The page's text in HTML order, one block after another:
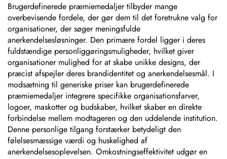
Brugerdefinerede præmiemedaljer tilbyder mange
overbevisende fordele, der gør dem til det foretrukne valg for
organisationer, der søger meningsfulde
anerkendelsesløsninger. Den primære fordel ligger i deres
fuldstændige personliggøringsmuligheder, hvilket giver
organisationer mulighed for at skabe unikke designs, der
præcist afspejler deres brandidentitet og anerkendelsesmål. I
modsætning til generiske priser kan brugerdefinerede
præmiemedaljer integrere specifikke organisationsfarver,
logoer, maskotter og budskaber, hvilket skaber en direkte
forbindelse mellem modtageren og den uddelende institution.
Denne personlige tilgang forstærker betydeligt den
følelsesmæssige værdi og huskelighed af
anerkendelsesoplevelsen. Omkostningseffektivitet udgør en